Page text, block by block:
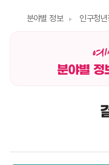
분야별 정보 인구청
분야별 정